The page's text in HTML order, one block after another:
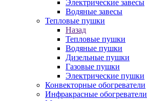
Электрические завесы
Водяные завесы
Тепловые пушки
Назад
Тепловые пушки
Водяные пушки
Дизельные пушки
Газовые пушки
Электрические пушки
Конвекторные обогреватели
Инфракрасные обогреватели